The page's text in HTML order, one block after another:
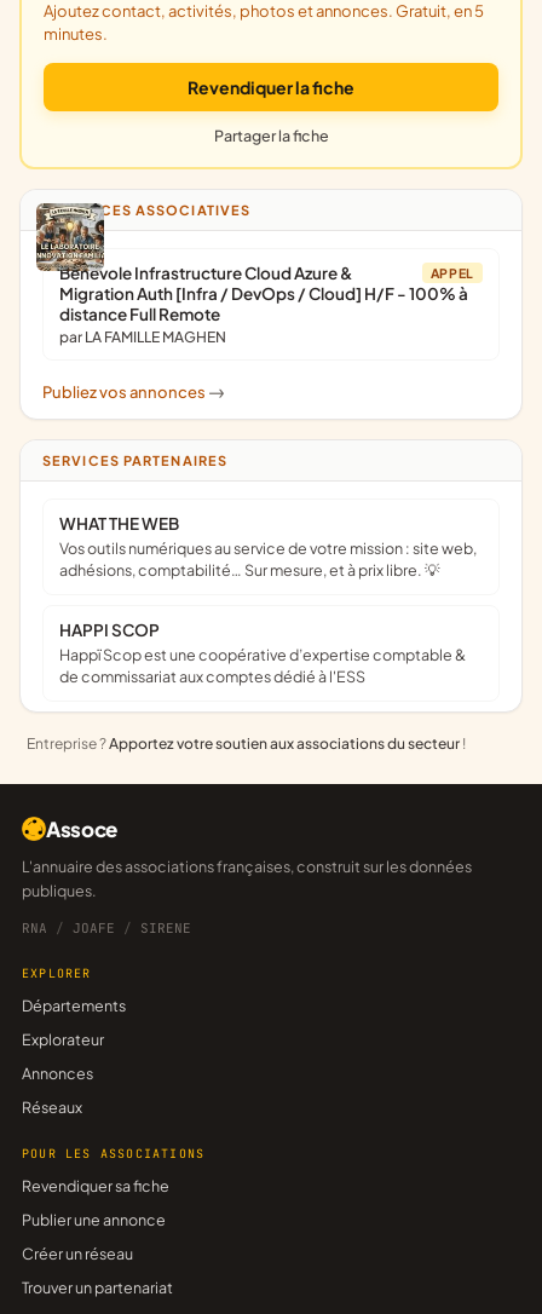
Ajoutez contact, activités, photos et annonces. Gratuit, en 5
minutes.
Revendiquer la fiche
Partager la fiche
ANNONCES ASSOCIATIVES
APPEL
Bénévole Infrastructure Cloud Azure &
Migration Auth [Infra / DevOps / Cloud] H/F - 100% à
distance Full Remote
par LA FAMILLE MAGHEN
Publiez vos annonces ->
SERVICES PARTENAIRES
WHAT THE WEB
Vos outils numériques au service de votre mission : site web,
adhésions, comptabilité… Sur mesure, et à prix libre. 💡
HAPPI SCOP
Happï Scop est une coopérative d’expertise comptable &
de commissariat aux comptes dédié à l'ESS
Entreprise ?Apportez votre soutien aux associations du secteur !
Assoce
L'annuaire des associations françaises, construit sur les données
publiques.
RNA / JOAFE / SIRENE
EXPLORER
Départements
Explorateur
Annonces
Réseaux
POUR LES ASSOCIATIONS
Revendiquer sa fiche
Publier une annonce
Créer un réseau
Trouver un partenariat